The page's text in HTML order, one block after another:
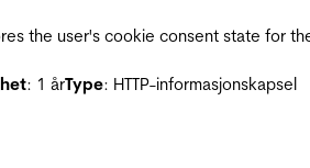
the user's cookie consent state for
: 1 årType: HTTP-informasjonskapsel